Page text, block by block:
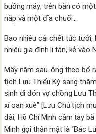
buồng máy; trên bàn có
nắp và một đĩa chuối…
Bao nhiêu cái chết tức tưởi,
nhiêu gia đình li tán, kẻ vào
Mấy năm sau, ông theo bố
tịch Lưu Thiếu Kỳ sang
sinh đi đón vợ chồng Lưu
xí oan xuê” [Lưu Chủ tịch
đài, Hồ Chí Minh cầm tay
Minh gọi thân mật là “Bác